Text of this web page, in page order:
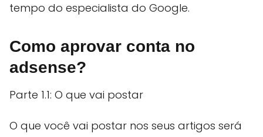
tempo do especialista do Google.
Como aprovar conta no
adsense?
Parte 1.1: O que vai postar
O que você vai postar nos seus artigos será